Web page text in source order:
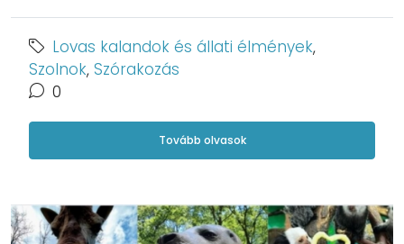
Lovas kalandok és állati élmények,
Szolnok, Szórakozás
0
Tovább olvasok